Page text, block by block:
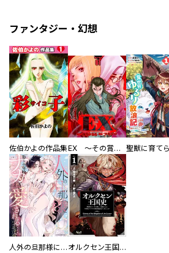
ファンタジー・幻想
佐伯かよの作品集 EX ～その賞金稼ぎは、世界の出口を探す～【単行本版】
人外の旦那様に娶られ毎晩ナカまで愛される…。アンソロジー オルクセン王国史